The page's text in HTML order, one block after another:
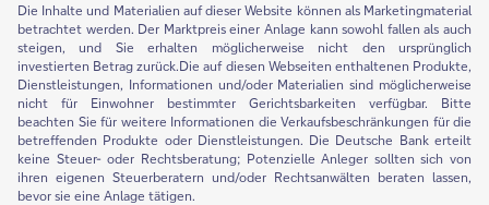
Die Inhalte und Materialien auf dieser Website können als Marketingmaterial
betrachtet werden. Der Marktpreis einer Anlage kann sowohl fallen als auch
steigen, und Sie erhalten möglicherweise nicht den ursprünglich
investierten Betrag zurück.Die auf diesen Webseiten enthaltenen Produkte,
Dienstleistungen, Informationen und/oder Materialien sind möglicherweise
nicht für Einwohner bestimmter Gerichtsbarkeiten verfügbar. Bitte
beachten Sie für weitere Informationen die Verkaufsbeschränkungen für die
betreffenden Produkte oder Dienstleistungen. Die Deutsche Bank erteilt
keine Steuer- oder Rechtsberatung; Potenzielle Anleger sollten sich von
ihren eigenen Steuerberatern und/oder Rechtsanwälten beraten lassen,
bevor sie eine Anlage tätigen.